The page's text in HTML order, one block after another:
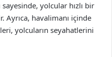
yolcular hızlı bir
Ayrıca, havalimanı içinde
yolcuların seyahatlerini